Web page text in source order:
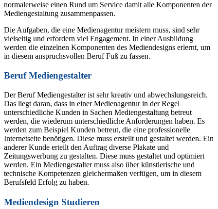
normalerweise einen Rund um Service damit alle Komponenten der
Mediengestaltung zusammenpassen.
Die Aufgaben, die eine Medienagentur meistern muss, sind sehr
vielseitig und erfordern viel Engagement. In einer Ausbildung
werden die einzelnen Komponenten des Mediendesigns erlernt, um
in diesem anspruchsvollen Beruf Fuß zu fassen.
Beruf Mediengestalter
Der Beruf Mediengestalter ist sehr kreativ und abwechslungsreich.
Das liegt daran, dass in einer Medienagentur in der Regel
unterschiedliche Kunden in Sachen Mediengestaltung betreut
werden, die wiederum unterschiedliche Anforderungen haben. Es
werden zum Beispiel Kunden betreut, die eine professionelle
Internetseite benötigen. Diese muss erstellt und gestaltet werden. Ein
anderer Kunde erteilt den Auftrag diverse Plakate und
Zeitungswerbung zu gestalten. Diese muss gestaltet und optimiert
werden. Ein Mediengestalter muss also über künstlerische und
technische Kompetenzen gleichermaßen verfügen, um in diesem
Berufsfeld Erfolg zu haben.
Mediendesign Studieren